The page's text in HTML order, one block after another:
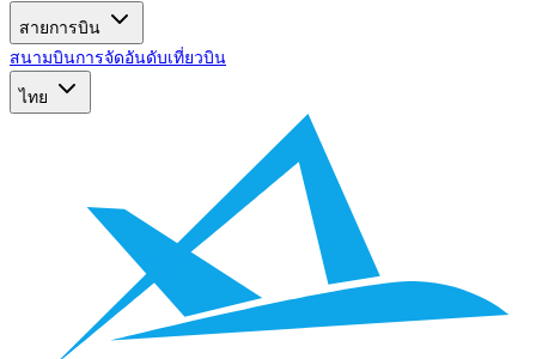
สายการบิน
สนามบินการจัดอันดับเที่ยวบิน
ไทย